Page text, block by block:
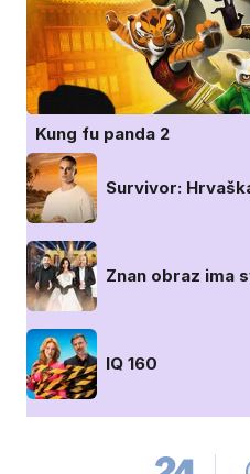
Kung fu panda 2
Survivor:
Znan obraz ima
IQ 160